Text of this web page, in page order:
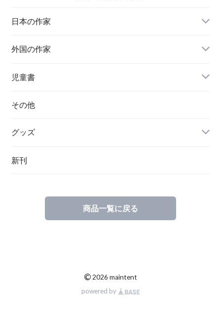
日本の作家
外国の作家
チェコ
ハンガリー
その他
ポーランド
児童書
その他
グッズ
新刊
商品一覧に戻る
© 2026 maintent
powered by